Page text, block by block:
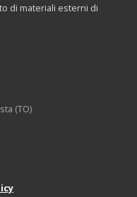
di materiali esterni di
(TO)